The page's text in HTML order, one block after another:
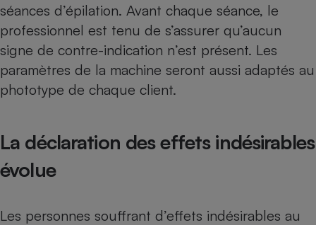
séances d’épilation. Avant chaque séance, le
professionnel est tenu de s’assurer qu’aucun
signe de contre-indication n’est présent. Les
paramètres de la machine seront aussi adaptés au
phototype de chaque client.
La déclaration des effets indésirables
évolue
Les personnes souffrant d’effets indésirables au